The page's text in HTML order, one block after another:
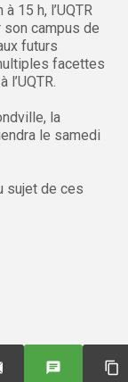
15 h, l’UQTR
campus de
futurs
facettes
la
le samedi
sujet de ces